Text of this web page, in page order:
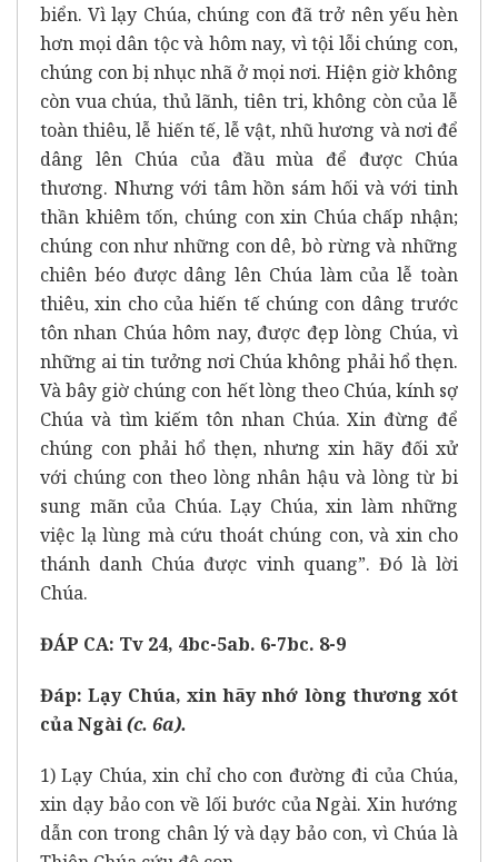
biển. Vì lạy Chúa, chúng con đã trở nên yếu hèn
hơn mọi dân tộc và hôm nay, vì tội lỗi chúng con,
chúng con bị nhục nhã ở mọi nơi. Hiện giờ không
còn vua chúa, thủ lãnh, tiên tri, không còn của lễ
toàn thiêu, lễ hiến tế, lễ vật, nhũ hương và nơi để
dâng lên Chúa của đầu mùa để được Chúa
thương. Nhưng với tâm hồn sám hối và với tinh
thần khiêm tốn, chúng con xin Chúa chấp nhận;
chúng con như những con dê, bò rừng và những
chiên béo được dâng lên Chúa làm của lễ toàn
thiêu, xin cho của hiến tế chúng con dâng trước
tôn nhan Chúa hôm nay, được đẹp lòng Chúa, vì
những ai tin tưởng nơi Chúa không phải hổ thẹn.
Và bây giờ chúng con hết lòng theo Chúa, kính sợ
Chúa và tìm kiếm tôn nhan Chúa. Xin đừng để
chúng con phải hổ thẹn, nhưng xin hãy đối xử
với chúng con theo lòng nhân hậu và lòng từ bi
sung mãn của Chúa. Lạy Chúa, xin làm những
việc lạ lùng mà cứu thoát chúng con, và xin cho
thánh danh Chúa được vinh quang”. Đó là lời
Chúa.
ĐÁP CA: Tv 24, 4bc-5ab. 6-7bc. 8-9
Đáp: Lạy Chúa, xin hãy nhớ lòng thương xót
của Ngài(c. 6a).
1) Lạy Chúa, xin chỉ cho con đường đi của Chúa,
xin dạy bảo con về lối bước của Ngài. Xin hướng
dẫn con trong chân lý và dạy bảo con, vì Chúa là